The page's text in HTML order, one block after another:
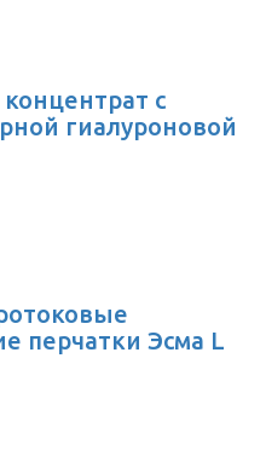
концентрат с
гиалуроновой
перчатки Эсма L